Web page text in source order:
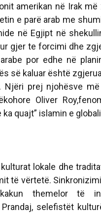
amerikan në Irak më
e parë arab me
në Egjipt në
gjer te forcimi dhe
por edhe në
së kaluar është
Njëri prej njohësve
Oliver
quajt” islamin e
lokale dhe traditat
të vërtetë.
themelor të
selefistët